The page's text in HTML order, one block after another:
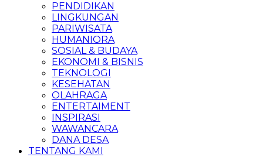
PENDIDIKAN
LINGKUNGAN
PARIWISATA
HUMANIORA
SOSIAL & BUDAYA
EKONOMI & BISNIS
TEKNOLOGI
KESEHATAN
OLAHRAGA
ENTERTAIMENT
INSPIRASI
WAWANCARA
DANA DESA
TENTANG KAMI